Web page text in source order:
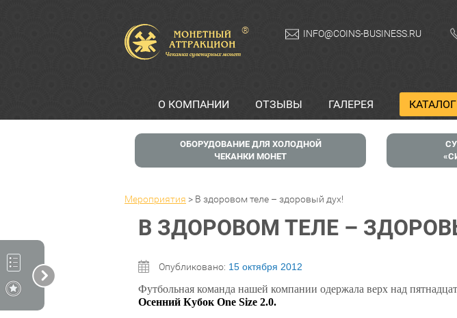
® INFO@COINS-BUSINESS.RU
О КОМПАНИИ ОТЗЫВЫ ГАЛЕРЕЯ
ОБОРУДОВАНИЕ ДЛЯ ХОЛОДНОЙ
ЧЕКАНКИ МОНЕТ
Мероприятия > В здоровом теле – здоровый дух!
В ЗДОРОВОМ ТЕЛЕ –
Опубликовано: 15 октября 2012
Футбольная команда нашей компании одержала верх над
Осенний Кубок One Size 2.0.